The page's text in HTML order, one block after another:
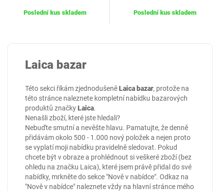
Poslední kus skladem Poslední kus skladem
Laica bazar
Této sekci říkám zjednodušeněLaica bazar, protože na
této stránce naleznete kompletní nabídku bazarových
produktů značkyLaica.
Nenašli zboží, které jste hledali?
Nebuďte smutní a nevěšte hlavu. Pamatujte, že denně
přidávám okolo 500 - 1.000 nový položek a nejen proto
se vyplatí moji nabídku pravidelně sledovat. Pokud
chcete být v obraze a prohlédnout si veškeré zboží (bez
ohledu na značku Laica), které jsem právě přidal do své
nabídky, mrkněte do sekce "Nově v nabídce". Odkaz na
"Nově v nabídce" naleznete vždy na hlavní stránce mého